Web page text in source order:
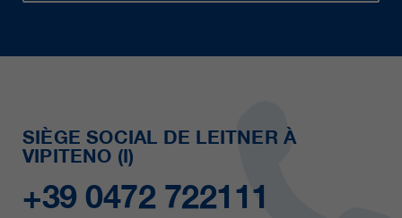
SIÈGE SOCIAL DE LEITNER À
VIPITENO (I)
+39 0472 722111